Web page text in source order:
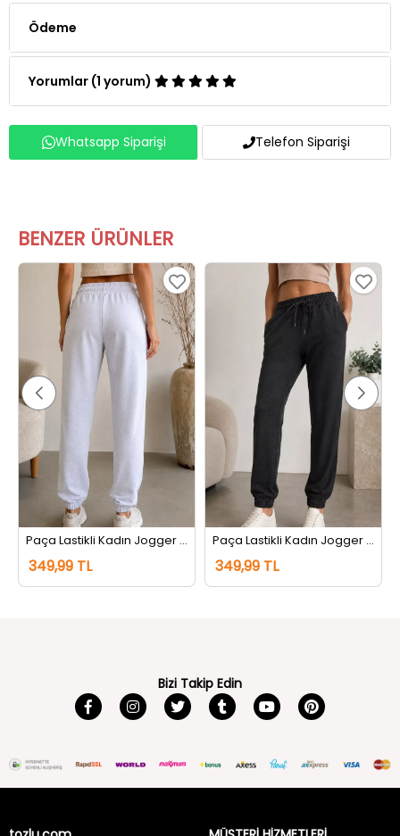
Ödeme
Yorumlar (1 yorum)
Whatsapp Siparişi Telefon Siparişi
BENZER ÜRÜNLER
Paça Lastikli Kadın Jogger Eşofman Altı Gri
349,99 TL
Paça Lastikli Kadın Jogger Eşofman Altı Antrasit
349,99 TL
Bizi Takip Edin